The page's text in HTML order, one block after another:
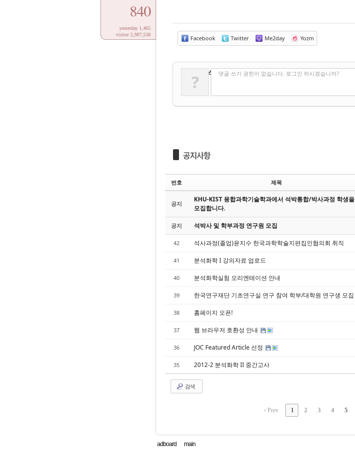
840
yesterday 1,465
visitor 2,987,538
Facebook Twitter Me2day Yozm
댓글 쓰기
? 댓글 쓰기 권한이 없습니다. 로그인 하시겠습니까?
번호 제목
공지
KHU-KIST 융합과학기술학과에서 석박통합/박사과정 학생을
모집합니다.
공지 석박사 및 학부과정 연구원 모집
42 석사과정(졸업)윤지수 한국과학학술지편집인협의회 취직
41 분석화학 I 강의자료 업로드
40 분석화학실험 오리엔테이션 안내
39 한국연구재단 기초연구실 연구 참여 학부/대학원 연구생 모집
38 홈페이지 오픈!
37 웹 브라우저 호환성 안내
36 JOC Featured Article 선정
35 2012-2 분석화학 II 중간고사
검색
‹ Prev 1 2 3 4 5
adboard main